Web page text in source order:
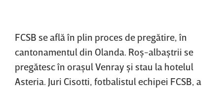
FCSB se află în plin proces de pregătire, în
cantonamentul din Olanda. Roş-albaştrii se
pregătesc în oraşul Venray şi stau la hotelul
Asteria. Juri Cisotti, fotbalistul echipei FCSB, a